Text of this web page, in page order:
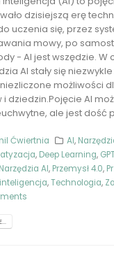
dzisiejszą erę
uczenia się, przez
mowy, po
- AI jest wszędzie. W
AI stały się
możliwości
i dziedzin.Pojęcie AI
ale jest dość
Ćwiertnia AI,
, Deep Learning,
Narzędzia AI, Przemysł 4.0,
,Technologia,